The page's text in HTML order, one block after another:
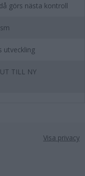
görs nästa kontroll
utveckling
TILL NY
Visa privacy